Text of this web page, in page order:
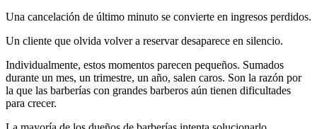
Una cancelación de último minuto se convierte en ingresos perdidos.
Un cliente que olvida volver a reservar desaparece en silencio.
Individualmente, estos momentos parecen pequeños. Sumados
durante un mes, un trimestre, un año, salen caros. Son la razón por
la que las barberías con grandes barberos aún tienen dificultades
para crecer.